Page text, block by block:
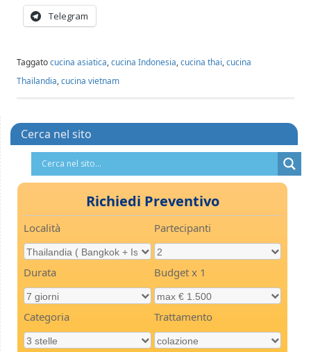
Telegram
Taggatocucina asiatica,cucina Indonesia,cucina thai,cucina
Thailandia,cucina vietnam
Cerca nel sito
Richiedi Preventivo
Località Partecipanti
Durata Budget x 1
Categoria Trattamento